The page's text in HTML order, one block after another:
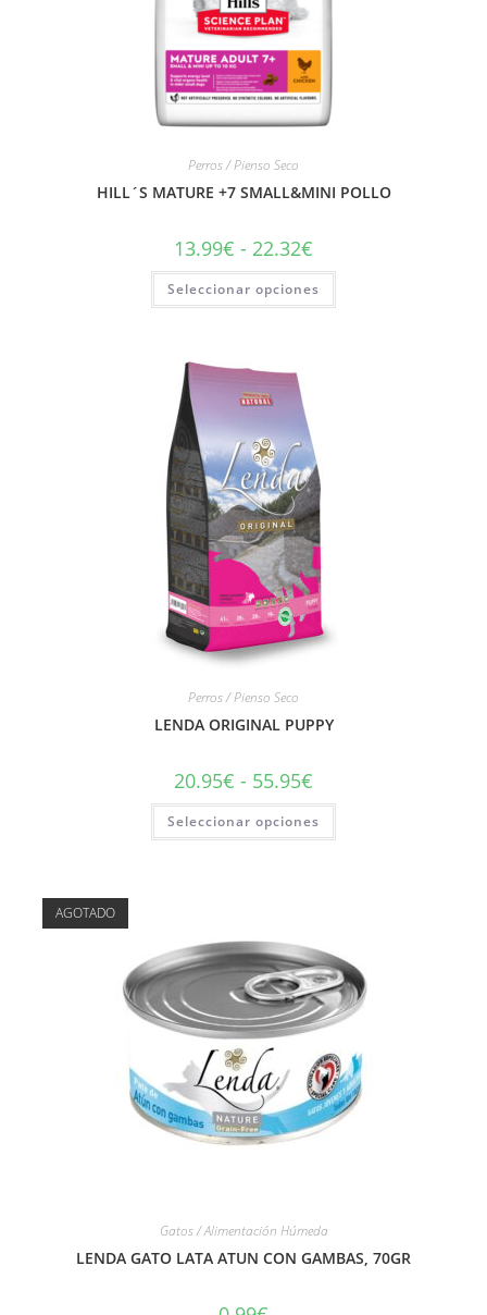
Perros / Pienso Seco
HILL´S MATURE +7 SMALL&MINI POLLO
13.99€ - 22.32€
Seleccionar opciones
Perros / Pienso Seco
LENDA ORIGINAL PUPPY
20.95€ - 55.95€
Seleccionar opciones
AGOTADO
Gatos / Alimentación Húmeda
LENDA GATO LATA ATUN CON GAMBAS, 70GR